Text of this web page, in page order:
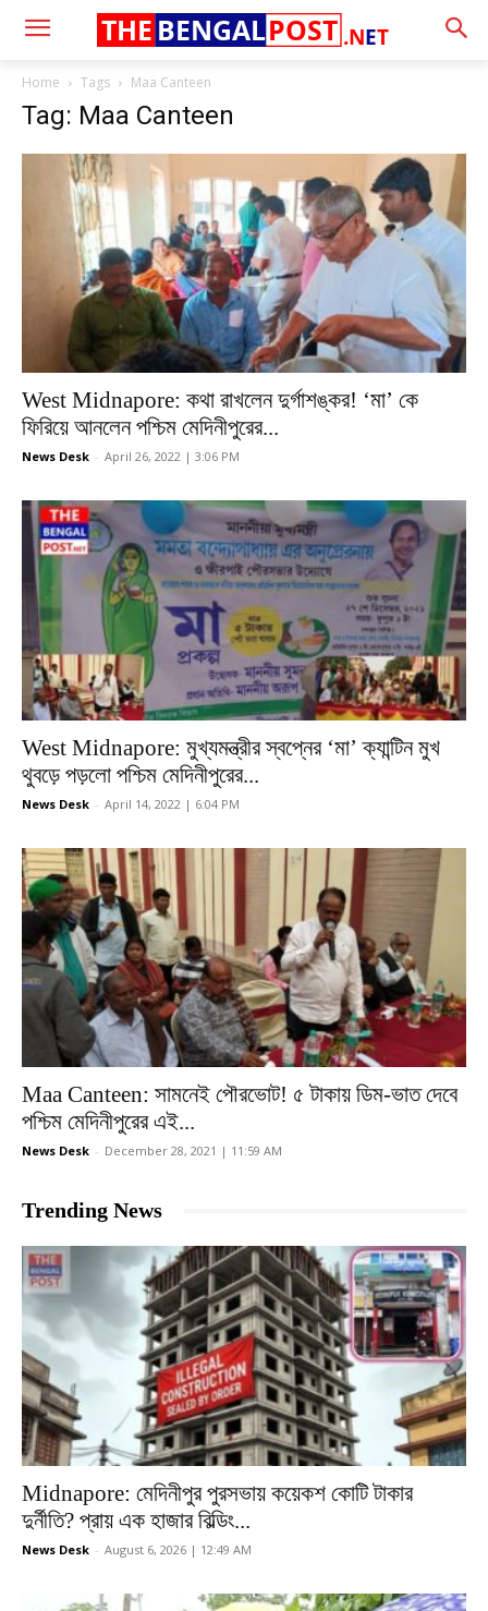
.NET
THE BENGALPOST
Home Tags Maa Canteen
Tag: Maa Canteen
West Midnapore: কথা রাখলেন দুর্গাশঙ্কর! ‘মা’ কে
ফিরিয়ে আনলেন পশ্চিম মেদিনীপুরের...
News Desk - April 26, 2022 | 3:06 PM
West Midnapore: মুখ্যমন্ত্রীর স্বপ্নের ‘মা’ ক্যান্টিন মুখ
থুবড়ে পড়লো পশ্চিম মেদিনীপুরের...
News Desk - April 14, 2022 | 6:04 PM
Maa Canteen: সামনেই পৌরভোট! ৫ টাকায় ডিম-ভাত দেবে
পশ্চিম মেদিনীপুরের এই...
News Desk - December 28, 2021 | 11:59 AM
Trending News
Midnapore: মেদিনীপুর পুরসভায় কয়েকশ কোটি টাকার
দুর্নীতি? প্রায় এক হাজার বিল্ডিং...
News Desk - August 6, 2026 | 12:49 AM